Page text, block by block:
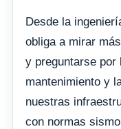
Desde la
obliga a mirar
y preguntarse por
mantenimiento y
nuestras
con normas